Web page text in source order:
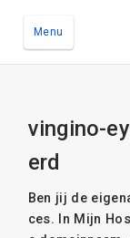
Menu
vingino-
erd
Ben jij de
ces. In Mijn